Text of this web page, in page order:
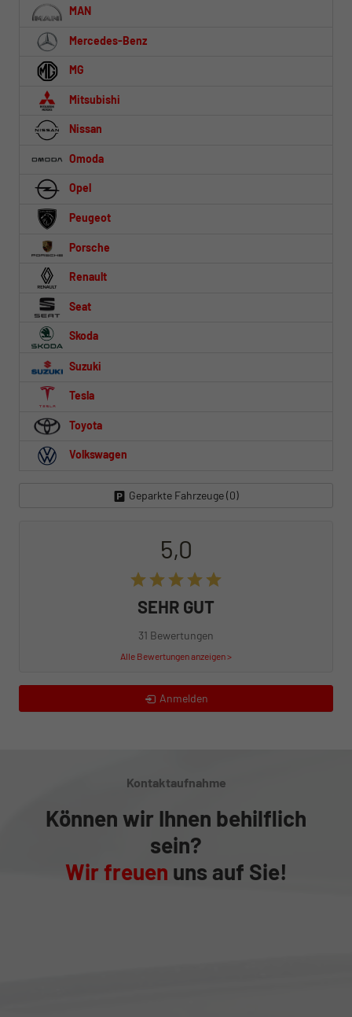
MAN
Mercedes-Benz
MG
Mitsubishi
Nissan
Omoda
Opel
Peugeot
Porsche
Renault
Seat
Skoda
Suzuki
Tesla
Toyota
Volkswagen
Geparkte Fahrzeuge (0)
5,0
SEHR GUT
31 Bewertungen
Alle Bewertungen anzeigen >
Anmelden
Kontaktaufnahme
Können wir Ihnen behilflich
sein?
Wir freuen uns auf Sie!